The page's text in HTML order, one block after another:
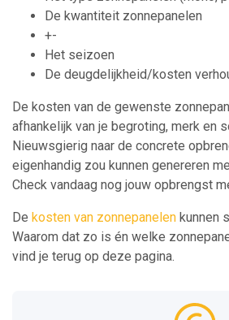
De kwantiteit zonnepanelen
+-
Het seizoen
De deugdelijkheid/kosten
De kosten van de gewenste
afhankelijk van je begroting, merk en
Nieuwsgierig naar de concrete
eigenhandig zou kunnen genereren
Check vandaag nog jouw opbrengst
De kosten van zonnepanelen kunnen
Waarom dat zo is én welke
vind je terug op deze pagina.